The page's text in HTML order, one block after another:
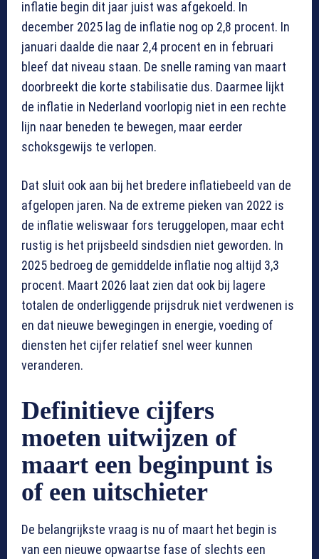
inflatie begin dit jaar juist was afgekoeld. In
december 2025 lag de inflatie nog op 2,8 procent. In
januari daalde die naar 2,4 procent en in februari
bleef dat niveau staan. De snelle raming van maart
doorbreekt die korte stabilisatie dus. Daarmee lijkt
de inflatie in Nederland voorlopig niet in een rechte
lijn naar beneden te bewegen, maar eerder
schoksgewijs te verlopen.
Dat sluit ook aan bij het bredere inflatiebeeld van de
afgelopen jaren. Na de extreme pieken van 2022 is
de inflatie weliswaar fors teruggelopen, maar echt
rustig is het prijsbeeld sindsdien niet geworden. In
2025 bedroeg de gemiddelde inflatie nog altijd 3,3
procent. Maart 2026 laat zien dat ook bij lagere
totalen de onderliggende prijsdruk niet verdwenen is
en dat nieuwe bewegingen in energie, voeding of
diensten het cijfer relatief snel weer kunnen
veranderen.
Definitieve cijfers
moeten uitwijzen of
maart een beginpunt is
of een uitschieter
De belangrijkste vraag is nu of maart het begin is
van een nieuwe opwaartse fase of slechts een